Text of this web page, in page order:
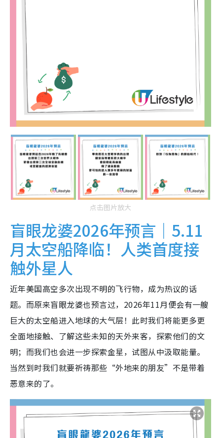
点击图片放大
盲眼龙婆2026年预言｜5.11
月太空船降临！人类首度接
触外星人
近年美国高空多次出现不明的飞行物，成为热议的话
题。而原来盲眼龙婆也预言过，2026年11月便会有一艘
巨大的太空船进入地球的大气层！此时我们将能更多更
全面地接触、了解这些未知的天外来客，探索他们的文
明；而我们也会进一步探索金星，试图从中汲取能量。
当然到时我们就要祈祷那些“外地来的朋友”不是带着
恶意来的了。